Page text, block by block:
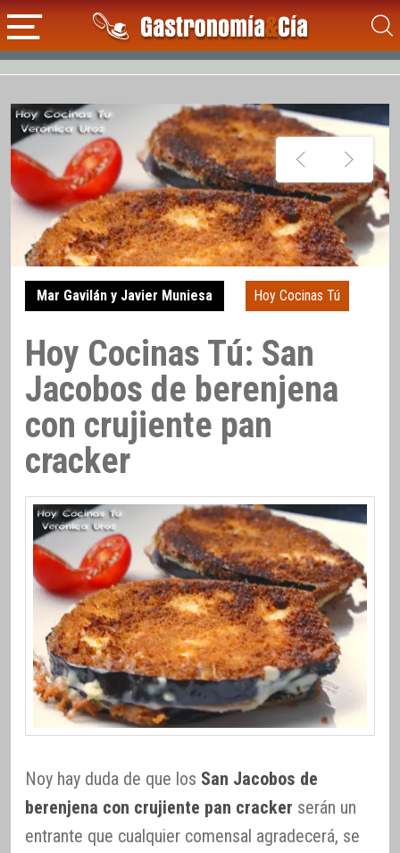
Mar Gavilán y Javier Muniesa Hoy Cocinas Tú
Hoy Cocinas Tú: San
Jacobos de berenjena
con crujiente pan
cracker
Noy hay duda de que los San Jacobos de
berenjena con crujiente pan cracker serán un
entrante que cualquier comensal agradecerá, se